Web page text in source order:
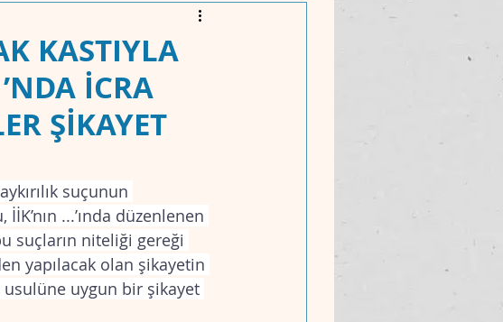
Sosyal Güvenlik Hukuku
Sigorta Hukuku REKABET HUKUKU
KASTIYLA
İCRA
ŞİKAYET
suçunun
...’ında düzenlenen
suçların niteliği gereği
yapılacak olan şikayetin
usulüne uygun bir şikayet